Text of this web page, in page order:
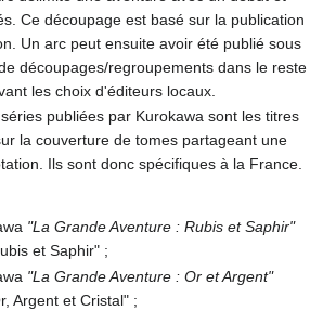
Ce découpage est basé sur la publication
Un arc peut ensuite avoir été publié sous
découpages/regroupements dans le reste
les choix d'éditeurs locaux.
publiées par Kurokawa sont les titres
la couverture de tomes partageant une
Ils sont donc spécifiques à la France.
"La Grande Aventure : Rubis et Saphir"
et Saphir" ;
"La Grande Aventure : Or et Argent"
Argent et Cristal" ;